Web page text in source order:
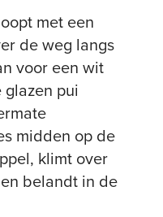
met een
de weg langs
voor een wit
pui
midden op de
klimt over
belandt in de